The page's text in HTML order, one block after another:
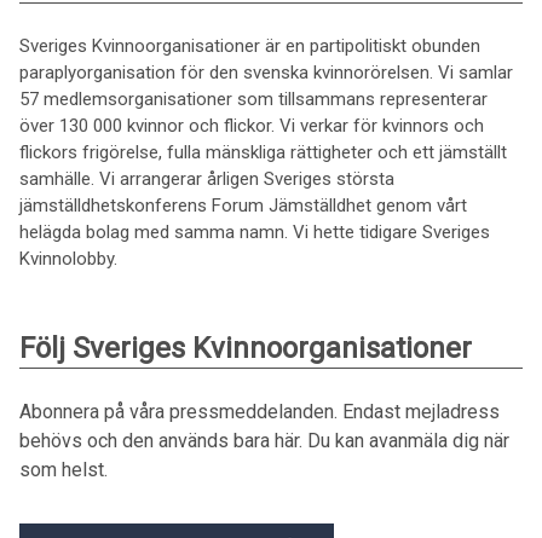
Sveriges Kvinnoorganisationer är en partipolitiskt obunden
paraplyorganisation för den svenska kvinnorörelsen. Vi samlar
57 medlemsorganisationer som tillsammans representerar
över 130 000 kvinnor och flickor. Vi verkar för kvinnors och
flickors frigörelse, fulla mänskliga rättigheter och ett jämställt
samhälle. Vi arrangerar årligen Sveriges största
jämställdhetskonferens Forum Jämställdhet genom vårt
helägda bolag med samma namn. Vi hette tidigare Sveriges
Kvinnolobby.
Följ Sveriges Kvinnoorganisationer
Abonnera på våra pressmeddelanden. Endast mejladress
behövs och den används bara här. Du kan avanmäla dig när
som helst.